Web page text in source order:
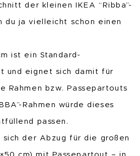
der kleinen IKEA “Ribba”-
du ja vielleicht schon einen
ist ein Standard-
und eignet sich damit für
Rahmen bzw. Passepartouts
Rahmen würde dieses
passen.
sich der Abzug für die großen